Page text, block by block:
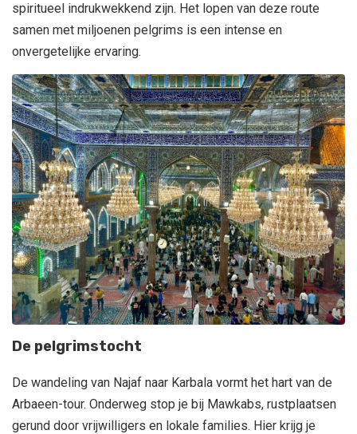
spiritueel indrukwekkend zijn. Het lopen van deze route
samen met miljoenen pelgrims is een intense en
onvergetelijke ervaring.
De pelgrimstocht
De wandeling van Najaf naar Karbala vormt het hart van de
Arbaeen-tour. Onderweg stop je bij Mawkabs, rustplaatsen
gerund door vrijwilligers en lokale families. Hier krijg je